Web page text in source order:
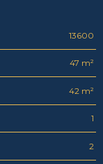
13600
47 m²
42 m²
1
2